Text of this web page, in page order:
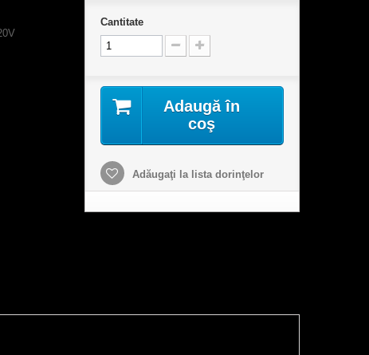
Cantitate
Adaugă în
coş
Adăugaţi la lista dorinţelor